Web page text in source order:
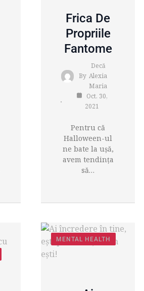
Frica De
Propriile
Fantome
By
Decă
Alexia
Maria
Oct. 30,
2021
Pentru că
Halloween-ul
ne bate la ușă,
avem tendința
să…
MENTAL HEALTH